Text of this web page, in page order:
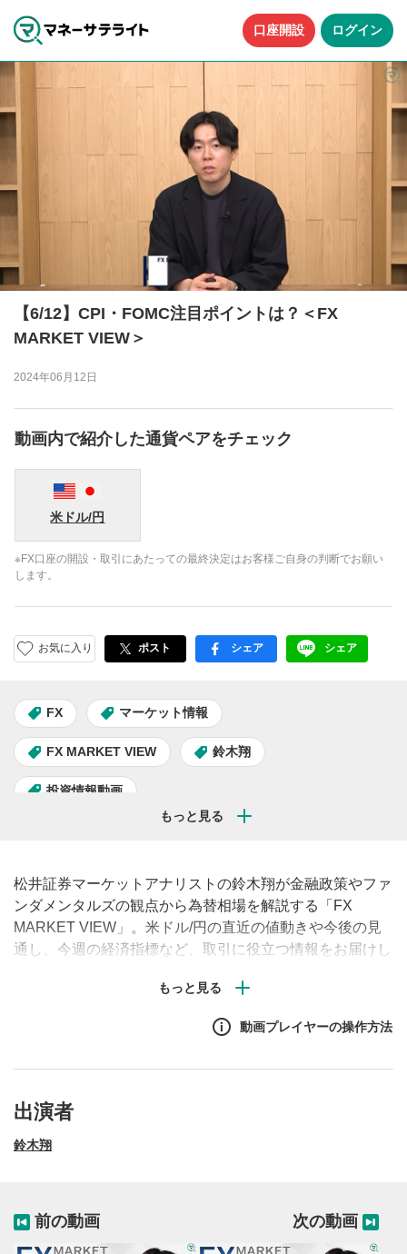
口座開設 ログイン
【6/12】CPI・FOMC注目ポイントは？＜FX
MARKET VIEW＞
2024年06月12日
動画内で紹介した通貨ペアをチェック
米ドル/円
※FX口座の開設・取引にあたっての最終決定はお客様ご自身の判断でお願い
します。
お気に入り ポスト facebook
シェア LINE
シェア
FX マーケット情報
FX MARKET VIEW 鈴木翔
投資情報動画
松井証券マーケットアナリストの鈴木翔が金融政策やファ
ンダメンタルズの観点から為替相場を解説する「FX
MARKET VIEW」。米ドル/円の直近の値動きや今後の見
通し、今週の経済指標など、取引に役立つ情報をお届けし
動画プレイヤーの操作方法
出演者
鈴木翔
前の動画 次の動画